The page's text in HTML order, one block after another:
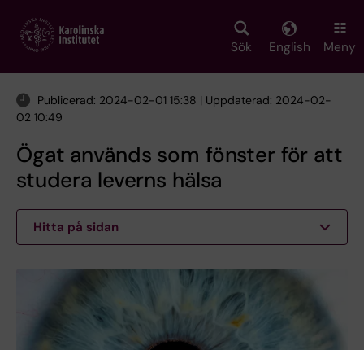
main
Sök English Meny
Publicerad: 2024-02-01 15:38 | Uppdaterad: 2024-02-
02 10:49
Ögat används som fönster för att
studera leverns hälsa
Hitta på sidan